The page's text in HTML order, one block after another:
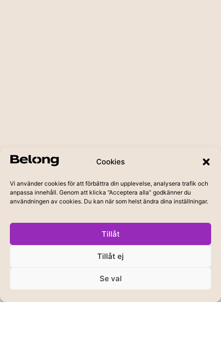
Cookies
Vi använder cookies för att förbättra din upplevelse, analysera trafik och
anpassa innehåll. Genom att klicka ”Acceptera alla” godkänner du
användningen av cookies. Du kan när som helst ändra dina inställningar.
Tillåt
Tillåt ej
Se val